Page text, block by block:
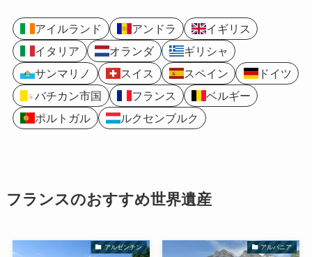
アイルランド アンドラ
イギリス
イタリア
オランダ
ギリシャ
サンマリノ
スイス スペイン
ドイツ
バチカン市国
フランス
ベルギー
ポルトガル
ルクセンブルク
フランスのおすすめ世界遺産
アルゼンチン アルバニア